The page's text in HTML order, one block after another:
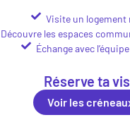
Visite un logement
Découvre les espaces
Échange avec
Réserve ta
Voir les